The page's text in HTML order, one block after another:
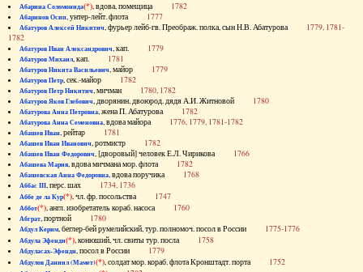
Абарина Соломонида(*), вдова, помещица 1782
Абаринов Осип, унтер-лейт. флота 1777
Абатуров Алексей Никитич, фурьер лейб-гв. Преображ. полка, сын Н.В. Абатурова 1779, 1781-
1782
Абатуров Иван Александрович, кап. 1779
Абатуров Михаил, кап. 1781
Абатуров Никита Васильевич, майор 1779
Абатуров Петр, сек.-майор 1782
Абатуров Петр Никитич, мичман 1780, 1782
Абатуров Яков Глебович, дворянин, двоюрод. дядя А.И. Житновой 1780
Абатурова Анна Петровна, жена П. Абатурова 1782
Абатурова Анна Семеновна, вдова майора 1776, 1779, 1781-1782
Абашев Иван, рейтар 1781
Абашев Иван Иванович, ротмистр 1782
Абашев Иван Федорович, [дворовый] человек Е.Л. Чирикова 1766
Абашева Мария, вдова мичмана мор. флота 1782
Абашевская Анна Федоровна, вдова поручика 1768
Аббас III, перс. шах 1734, 1736
Аббе де ла Кур(*), чл. фр. посольства 1747
Аббот(*), англ. изобретатель кораб. насоса 1760
Абграт, портной 1780
Абдул Керим, беглер-бей румелийский, тур. полномоч. посол в России 1775-1776
Абдула Эфенди(*), конюший, чл. свиты тур. посла 1758
Абдуласах-Эфенди, посол в России 1779
Абдулов Даниил (Мамет)(*), солдат мор. кораб. флота Кронштадт. порта 1752